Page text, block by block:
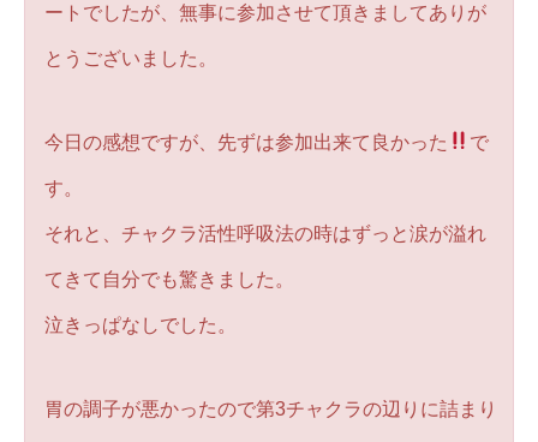
ートでしたが、無事に参加させて頂きましてありが
とうございました。
今日の感想ですが、先ずは参加出来て良かった で
す。
それと、チャクラ活性呼吸法の時はずっと涙が溢れ
てきて自分でも驚きました。
泣きっぱなしでした。
胃の調子が悪かったので第3チャクラの辺りに詰まり